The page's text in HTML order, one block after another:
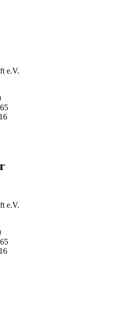
e.V.
e.V.